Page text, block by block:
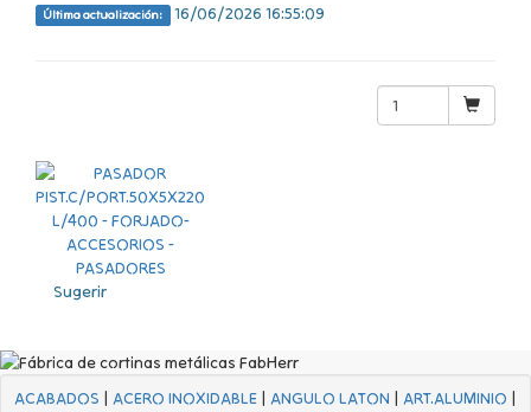
Última actualización: 16/06/2026 16:55:09
Sugerir
ACABADOS | ACERO INOXIDABLE | ANGULO LATON | ART.ALUMINIO |